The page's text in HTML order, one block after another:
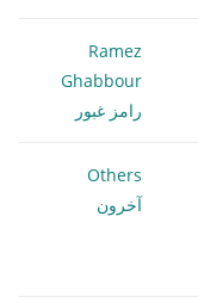
Ramez
Ghabbour
رامز غبور
Others
آخرون